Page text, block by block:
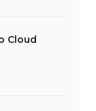
Cloud